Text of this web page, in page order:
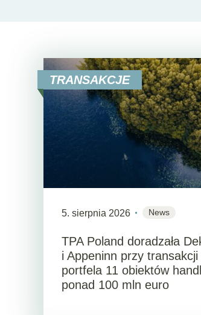
TRANSAKCJE
5. sierpnia 2026 News
TPA Poland doradzała
i Appeninn przy
portfela 11 obiektów
ponad 100 mln euro